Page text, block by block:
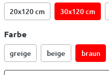
20x120 cm 30x120 cm
Farbe
greige beige braun